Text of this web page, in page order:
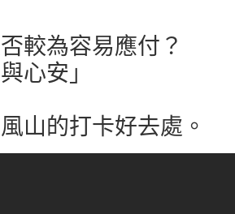
較為容易應付？
心安」
山的打卡好去處。